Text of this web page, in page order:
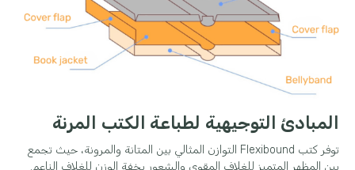
المبادئ التوجيهية لطباعة الكتب المرنة
توفر كتب Flexibound التوازن المثالي بين المتانة والمرونة، حيث تجمع
بين المظهر المتميز للغلاف المقوى والشعور بخفة الوزن للغلاف الناعم.